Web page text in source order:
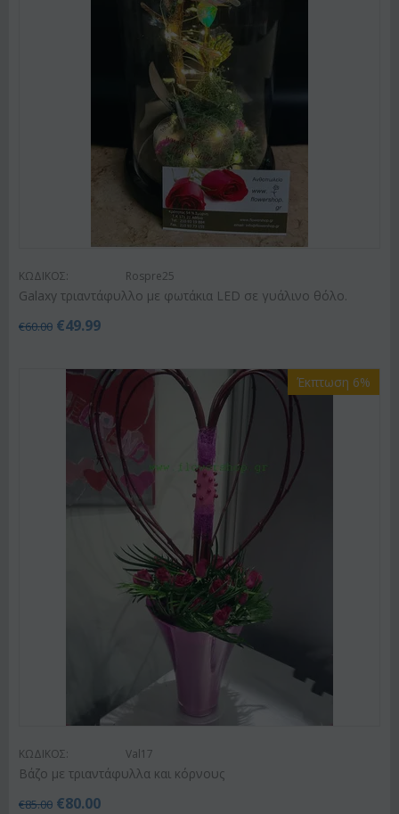
ΚΩΔΙΚΟΣ: Rospre25
Galaxy τριαντάφυλλο με φωτάκια LED σε γυάλινο θόλο.
€60.00 €49.99
Έκπτωση 6%
ΚΩΔΙΚΟΣ: Val17
Βάζο με τριαντάφυλλα και κόρνους
€85.00 €80.00